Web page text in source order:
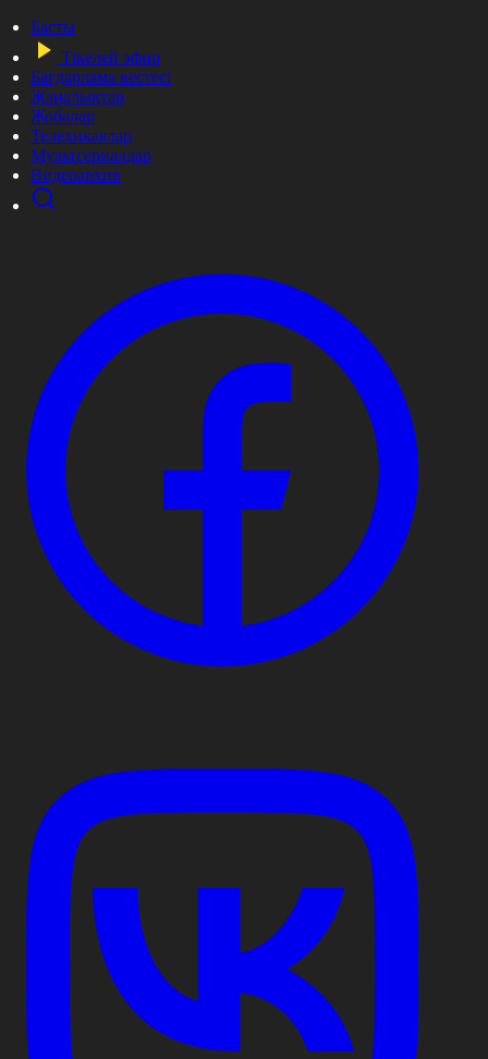
Басты
Тікелей эфир
Бағдарлама кестесі
Жаңалықтар
Жобалар
Телехикаялар
Мультсериалдар
Видеоархив